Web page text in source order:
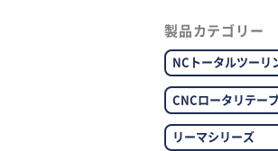
製品カテゴリー
NCトータルツーリ
CNCロータリテー
リーマシリーズ